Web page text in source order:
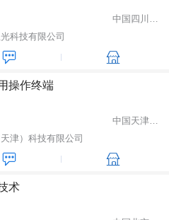
中国四川省成都市
科技有限公司
操作终端
中国天津市塘沽区
津）科技有限公司
术